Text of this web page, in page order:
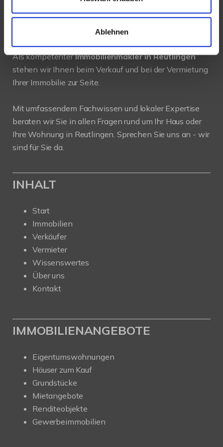
Ablehnen
Als kompetenterImmobilienmakler in Reutlingen
stehen wir Ihnen beim Verkauf und bei der Vermietung
Ihrer Immobilie zur Seite.
Mit umfassendem Fachwissen und lokaler Expertise
beraten wir Sie in allen Fragen rund um Ihr Haus oder
Ihre Wohnung in Reutlingen. Sprechen Sie uns an - wir
sind für Sie da.
INHALT
Start
Immobilien
Verkäufer
Vermieter
Wissenswertes
Über uns
Kontakt
IMMOBILIENANGEBOTE
Eigentumswohnungen
Häuser zum Kauf
Grundstücke
Mietangebote
Renditeobjekte
Gewerbeimmobilien